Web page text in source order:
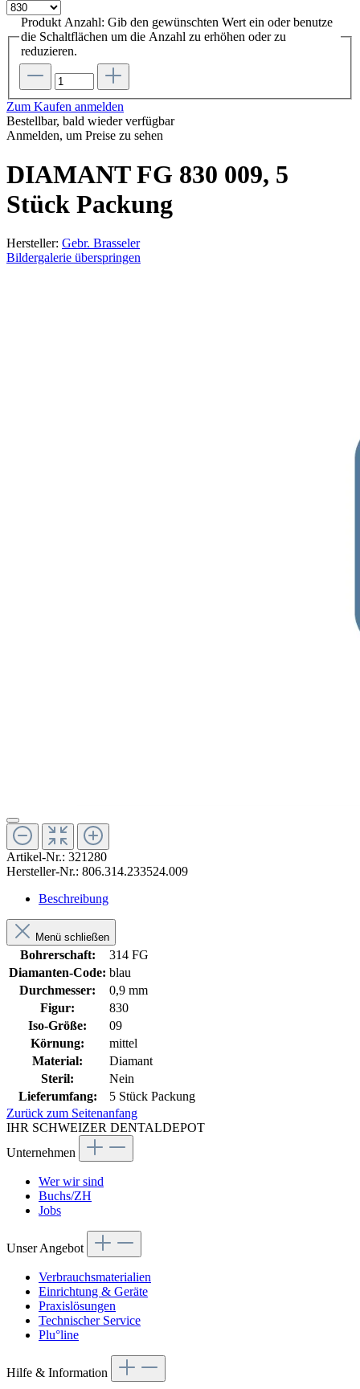
Produkt Anzahl: Gib den gewünschten Wert ein oder benutze
die Schaltflächen um die Anzahl zu erhöhen oder zu
reduzieren.
Zum Kaufen anmelden
Bestellbar, bald wieder verfügbar
Anmelden, um Preise zu sehen
DIAMANT FG 830 009, 5
Stück Packung
Hersteller: Gebr. Brasseler
Bildergalerie überspringen
Artikel-Nr.: 321280
Hersteller-Nr.: 806.314.233524.009
Beschreibung
Menü schließen
Bohrerschaft:
314 FG
Diamanten-Code: blau
Durchmesser:
0,9 mm
Figur:
830
Iso-Größe:
09
Körnung:
mittel
Material:
Diamant
Steril:
Nein
Lieferumfang:
5 Stück Packung
Zurück zum Seitenanfang
IHR SCHWEIZER DENTALDEPOT
Unternehmen
Wer wir sind
Buchs/ZH
Jobs
Unser Angebot
Verbrauchsmaterialien
Einrichtung & Geräte
Praxislösungen
Technischer Service
Plu°line
Hilfe & Information